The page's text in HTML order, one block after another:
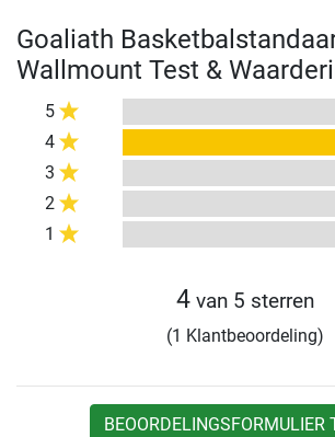
Goaliath
Wallmount Test &
5
4
3
2
1
4 van 5 sterren
(1 Klantbeoordeling)
BEOORDELINGSFORMULIER